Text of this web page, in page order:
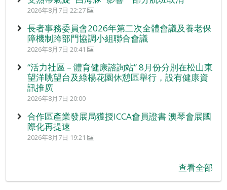
2026年8月7日 22:27
長者事務委員會2026年第二次全體會議及養老保
障機制跨部門協調小組聯合會議
2026年8月7日 20:41
“活力社區 – 體育健康諮詢站” 8月份分別在松山東
望洋眺望台及綠楊花園休憩區舉行，設有健康資
訊推廣
2026年8月7日 20:00
合作區產業發展局獲授ICCA會員證書 澳琴會展國
際化再提速
2026年8月7日 19:21
查看全部